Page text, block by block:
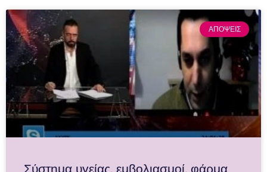
ΑΠΟΨΕΙΣ
Σύστημα υγείας, εμβολιασμοί, φάρμα